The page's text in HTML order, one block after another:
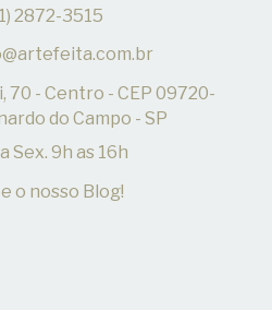
2872-3515
70 - Centro - CEP 09720-
do Campo - SP
Sex. 9h as 16h
o nosso Blog!